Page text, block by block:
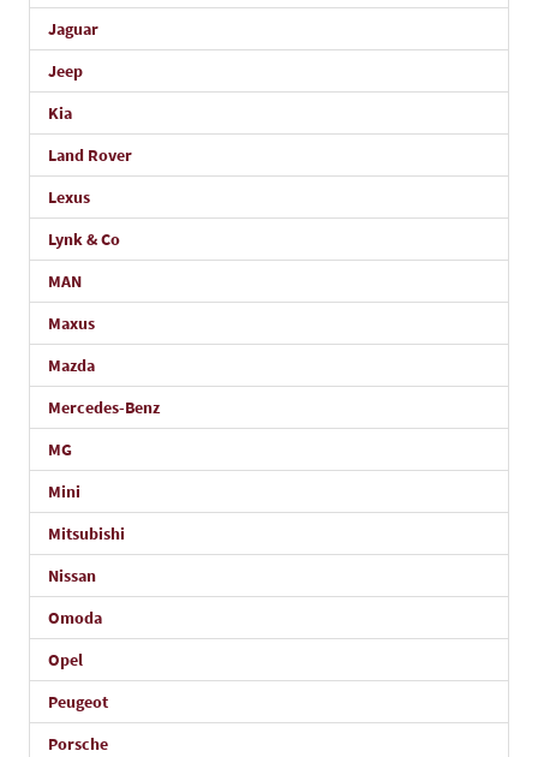
Jaguar
Jeep
Kia
Land Rover
Lexus
Lynk & Co
MAN
Maxus
Mazda
Mercedes-Benz
MG
Mini
Mitsubishi
Nissan
Omoda
Opel
Peugeot
Porsche